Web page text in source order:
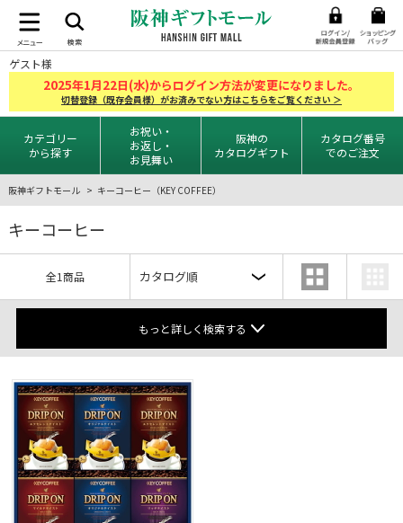
ゲスト様
2025年1月22日(水)からログイン方法が変更になりました。
切替登録（既存会員様）がお済みでない方はこちらをご覧ください ＞
カテゴリー
から探す
お祝い・
お返し・
お見舞い
阪神の
カタログギフト
カタログ番号
でのご注文
阪神ギフトモール キーコーヒー（KEY COFFEE）
キーコーヒー
全1商品
もっと詳しく検索する